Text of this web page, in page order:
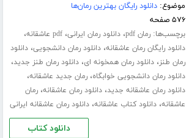
موضوع:دانلود رایگان بهترین رمان‌ها
۵۷۶ صفحه
برچسب‌ها:رمان pdf ،دانلود رمان ایرانی،pdf عاشقانه ،
دانلود رایگان رمان عاشقانه،دانلود رمان دانشجویی،دانلود
رمان طنز،دانلود رمان همخونه ای،دانلود رمان طنز جدید،
دانلود رمان دانشجویی خوابگاه،رمان جدید عاشقانه،
دانلود رمان عاشقانه جدید،دانلود رمان عاشقانه،رمان
عاشقانه،دانلود کتاب عاشقانه،دانلود رمان عاشقانه ایرانی
دانلود کتاب